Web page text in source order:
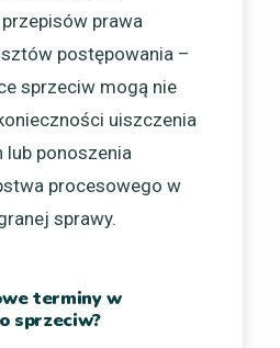
prawa
postępowania –
sprzeciw mogą nie
uiszczenia
lub ponoszenia
procesowego w
sprawy.
terminy w
sprzeciw?